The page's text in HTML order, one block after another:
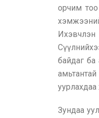
орчим
Ихэвчлэн
байдаг ба
Зундаа